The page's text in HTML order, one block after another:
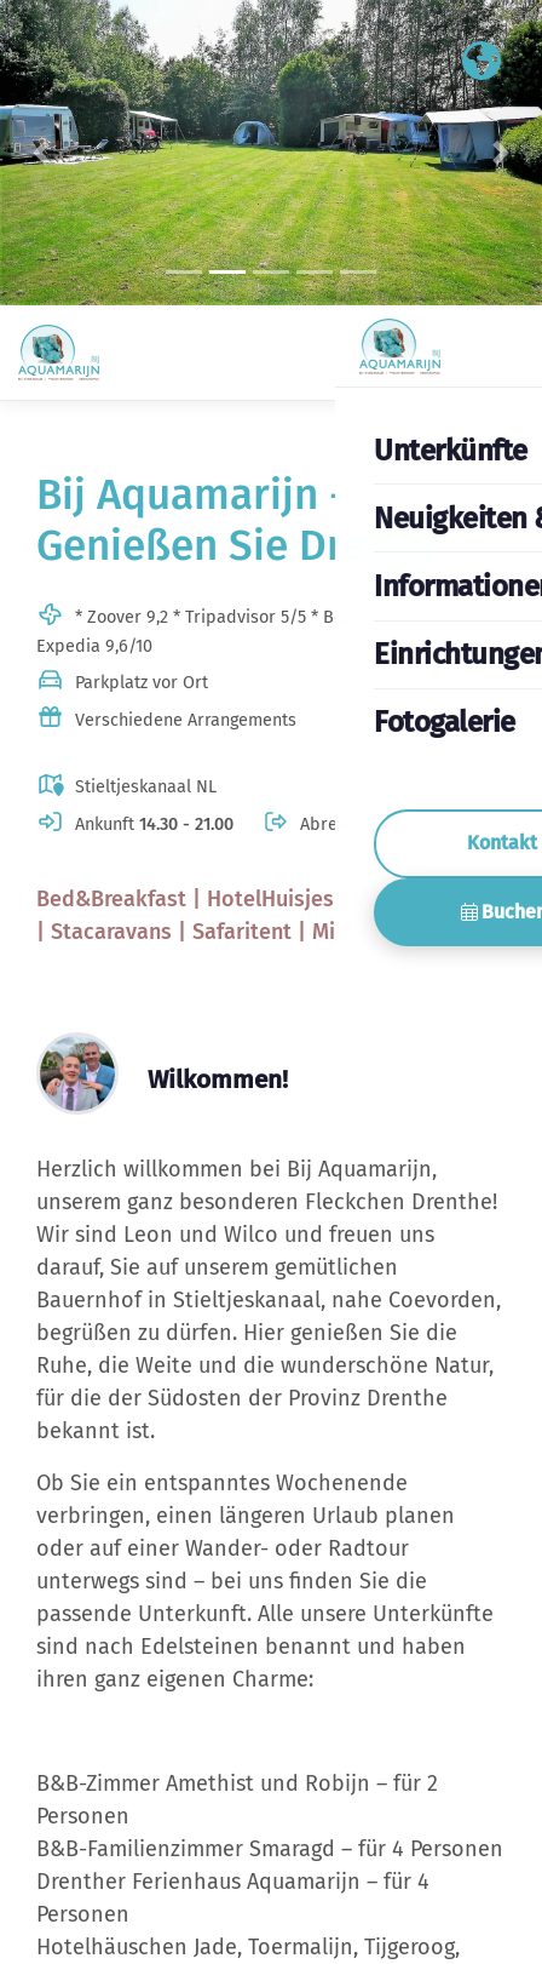
Voriges
Bij Aquamarijn -
Genießen Sie Drenthe
Bed&Breakfast | HotelHuisjes | Vakantiehuisje
| Stacaravans | Safaritent | Mini-Camping
* Zoover 9,2 * Tripadvisor 5/5 * Booking.com 9 *
Expedia 9,6/10
Parkplatz vor Ort
Verschiedene Arrangements
Stieltjeskanaal NL
Ankunft 14.30 - 21.00 Abreise 08.00 - 10.30
Wilkommen!
Herzlich willkommen bei Bij Aquamarijn,
unserem ganz besonderen Fleckchen Drenthe!
Wir sind Leon und Wilco und freuen uns
darauf, Sie auf unserem gemütlichen
Bauernhof in Stieltjeskanaal, nahe Coevorden,
begrüßen zu dürfen. Hier genießen Sie die
Ruhe, die Weite und die wunderschöne Natur,
für die der Südosten der Provinz Drenthe
bekannt ist.
Ob Sie ein entspanntes Wochenende
verbringen, einen längeren Urlaub planen
oder auf einer Wander- oder Radtour
unterwegs sind – bei uns finden Sie die
passende Unterkunft. Alle unsere Unterkünfte
sind nach Edelsteinen benannt und haben
ihren ganz eigenen Charme:
B&B-Zimmer Amethist und Robijn – für 2
Personen
B&B-Familienzimmer Smaragd – für 4 Personen
Drenther Ferienhaus Aquamarijn – für 4
Personen
Hotelhäuschen Jade, Toermalijn, Tijgeroog,
Unterkünfte
Neuigkeiten
Fotogalerie
Kontakt